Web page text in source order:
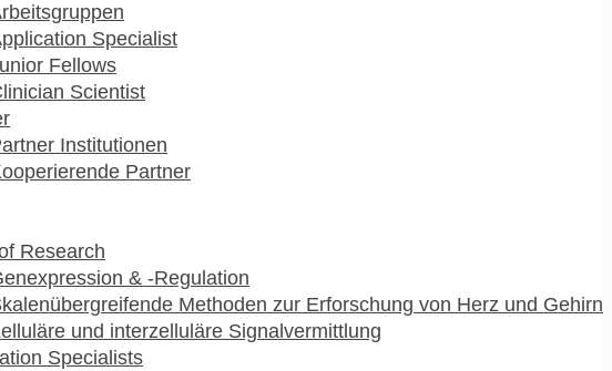
Specialist
Fellows
Scientist
Institutionen
Partner
Research
& -Regulation
Methoden zur Erforschung von Herz und Gehirn
und interzelluläre Signalvermittlung
Specialists